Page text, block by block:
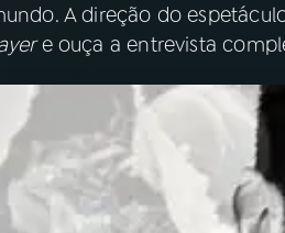
X
A direção do
e ouça a entrevista